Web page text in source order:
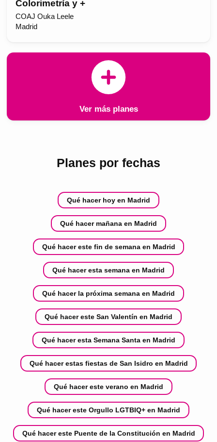
Colorimetría y +
COAJ Ouka Leele
Madrid
Ver más planes
Planes por fechas
Qué hacer hoy en Madrid
Qué hacer mañana en Madrid
Qué hacer este fin de semana en Madrid
Qué hacer esta semana en Madrid
Qué hacer la próxima semana en Madrid
Qué hacer este San Valentín en Madrid
Qué hacer esta Semana Santa en Madrid
Qué hacer estas fiestas de San Isidro en Madrid
Qué hacer este verano en Madrid
Qué hacer este Orgullo LGTBIQ+ en Madrid
Qué hacer este Puente de la Constitución en Madrid